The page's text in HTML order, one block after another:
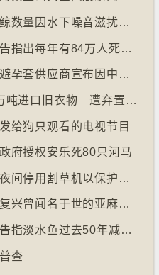
【十万八千里】北极独角鲸数量因水下噪音滋扰而减少
【十万八千里】联合国报告指出每年有84万人死于工作情况欠佳
【十万八千里】全球最大避孕套供应商宣布因中东战事涨价
【十万八千里】每年逾3万吨进口旧衣物 遭弃置于智利北部沙漠
给狗只观看的电视节目
府授权安乐死80只河马
【十万八千里】德国呼吁夜间停用割草机以保护刺猬等动物
【十万八千里】北爱尔兰复兴曾闻名于世的亚麻布产业
【十万八千里】联合国报告指淡水鱼过去50年减少逾八成
查